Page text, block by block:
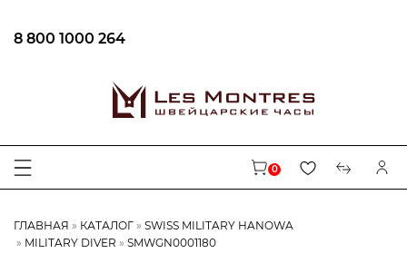
8 800 1000 264
0
ГЛАВНАЯ КАТАЛОГ
SWISS MILITARY HANOWA
MILITARY DIVER
SMWGN0001180